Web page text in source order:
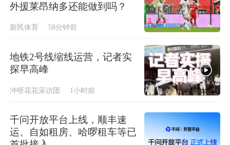
外援莱昂纳多还能做到吗？
新民体育 58分钟前
地铁2号线缩线运营，记者实
探早高峰
冲呀花花采访团 1小时前
千问开放平台上线，顺丰速
运、自如租房、哈啰租车等已